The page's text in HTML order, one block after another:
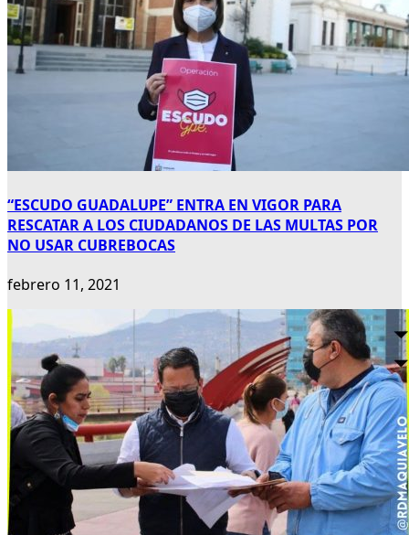
“ESCUDO GUADALUPE” ENTRA EN VIGOR PARA
RESCATAR A LOS CIUDADANOS DE LAS MULTAS POR
NO USAR CUBREBOCAS
febrero 11, 2021